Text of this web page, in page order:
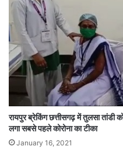
रायपुर ब्रेकिंग छत्तीसगढ़ में तुलसा तांडी
लगा सबसे पहले कोरोना का टीका
January 16, 2021